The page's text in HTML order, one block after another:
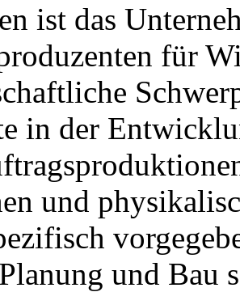
ist das
für
in der
und
und Bau